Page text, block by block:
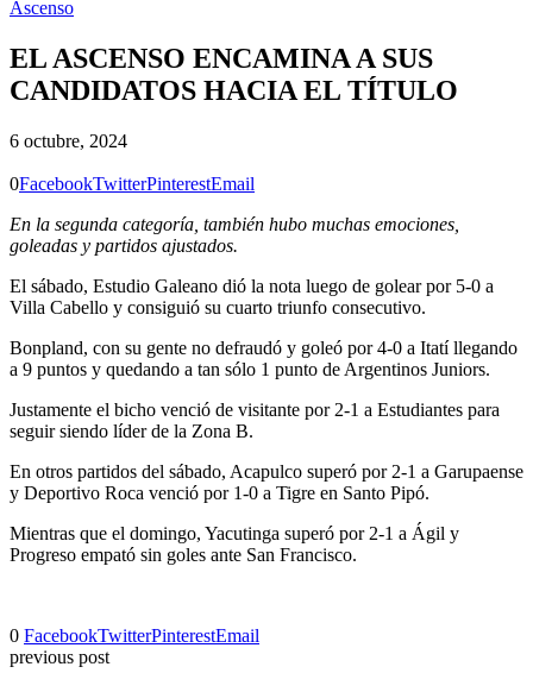
Ascenso
EL ASCENSO ENCAMINA A SUS
CANDIDATOS HACIA EL TÍTULO
6 octubre, 2024
0FacebookTwitterPinterestEmail
En la segunda categoría, también hubo muchas emociones,
goleadas y partidos ajustados.
El sábado, Estudio Galeano dió la nota luego de golear por 5-0 a
Villa Cabello y consiguió su cuarto triunfo consecutivo.
Bonpland, con su gente no defraudó y goleó por 4-0 a Itatí llegando
a 9 puntos y quedando a tan sólo 1 punto de Argentinos Juniors.
Justamente el bicho venció de visitante por 2-1 a Estudiantes para
seguir siendo líder de la Zona B.
En otros partidos del sábado, Acapulco superó por 2-1 a Garupaense
y Deportivo Roca venció por 1-0 a Tigre en Santo Pipó.
Mientras que el domingo, Yacutinga superó por 2-1 a Ágil y
Progreso empató sin goles ante San Francisco.
0 FacebookTwitterPinterestEmail
previous post